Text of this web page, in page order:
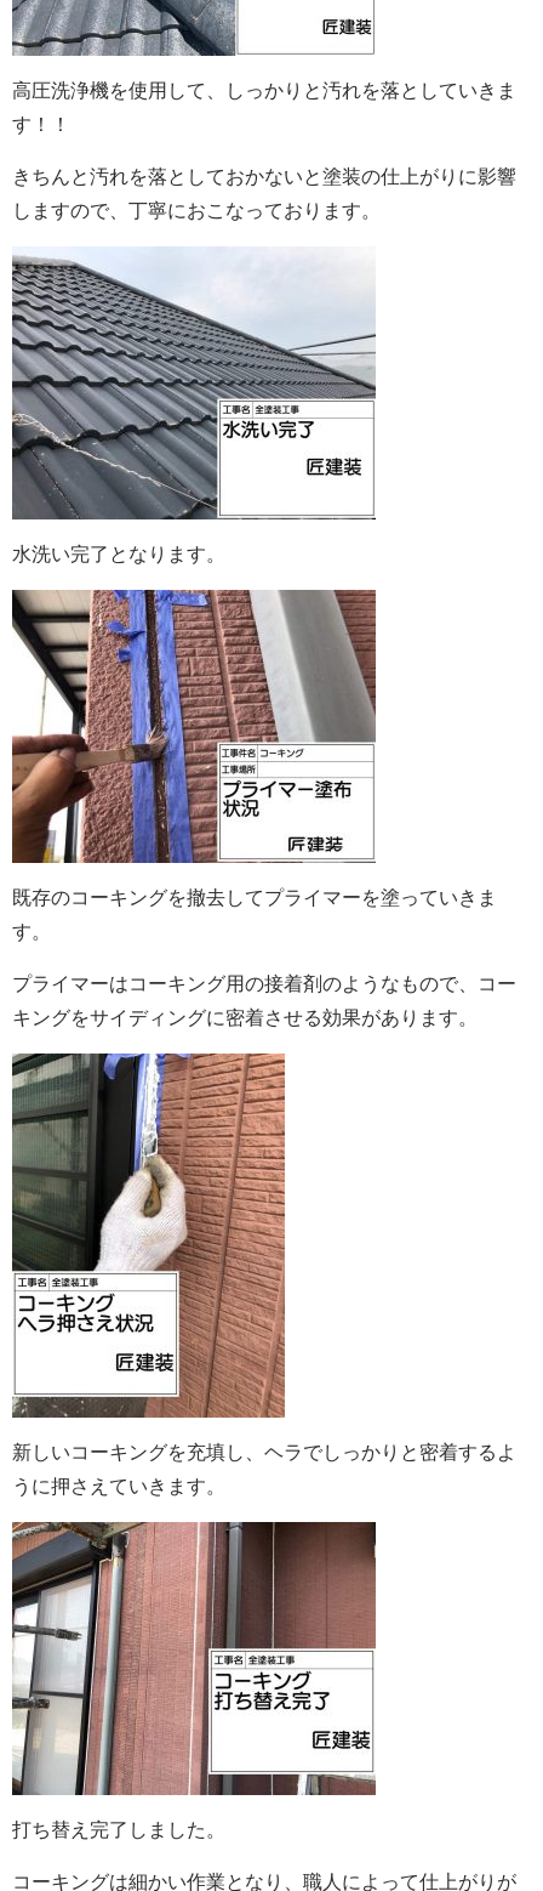
高圧洗浄機を使用して、しっかりと汚れを落としていきま
す！！
きちんと汚れを落としておかないと塗装の仕上がりに影響
しますので、丁寧におこなっております。
水洗い完了となります。
既存のコーキングを撤去してプライマーを塗っていきま
す。
プライマーはコーキング用の接着剤のようなもので、コー
キングをサイディングに密着させる効果があります。
新しいコーキングを充填し、ヘラでしっかりと密着するよ
うに押さえていきます。
打ち替え完了しました。
コーキングは細かい作業となり、職人によって仕上がりが